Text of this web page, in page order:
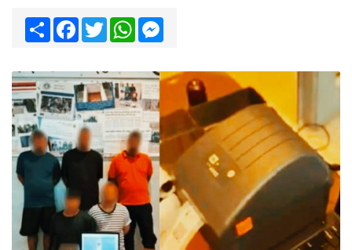
ShareFacebook
TwitterWhatsApp